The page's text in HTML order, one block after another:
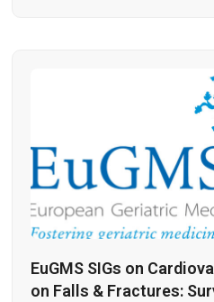
EuGMS SIGs on
on Falls & Fractures: